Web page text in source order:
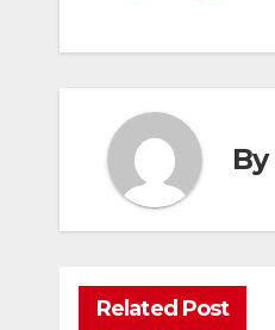
By
Related Post